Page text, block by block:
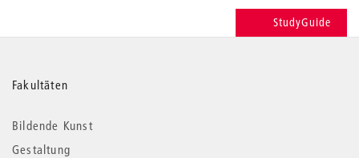
StudyGuide
Weitere
Informationen
Fakultäten
Bildende Kunst
Gestaltung